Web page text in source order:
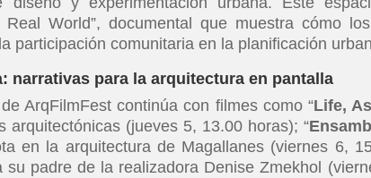
Real World”, documental que muestra cómo
participación comunitaria en la planificación
narrativas para la arquitectura en pantalla
ArqFilmFest continúa con filmes como “Life,
arquitectónicas (jueves 5, 13.00 horas); “
en la arquitectura de Magallanes (viernes 6,
su padre de la realizadora Denise Zmekhol